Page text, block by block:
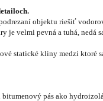
objektu riešiť
je velmi pevná a tuhá,
statické kliny medzi ktoré
pás ako